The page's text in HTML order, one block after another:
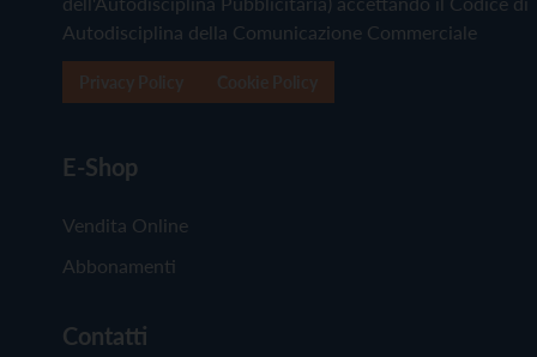
Autodisciplina della Comunicazione Commerciale
E-Shop
Vendita Online
Abbonamenti
Contatti